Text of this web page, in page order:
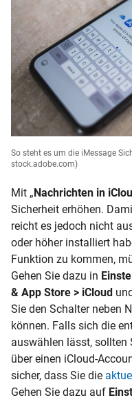
So steht es um die iMessage
stock.adobe.com)
Mit „Nachrichten in
Sicherheit erhöhen.
reicht es jedoch nicht
oder höher installiert
Funktion zu kommen,
Gehen Sie dazu in
& App Store > iCloud
Sie den Schalter neben
können. Falls sich die
auswählen lässt, sollten
über einen iCloud-
sicher, dass Sie die
Gehen Sie dazu auf